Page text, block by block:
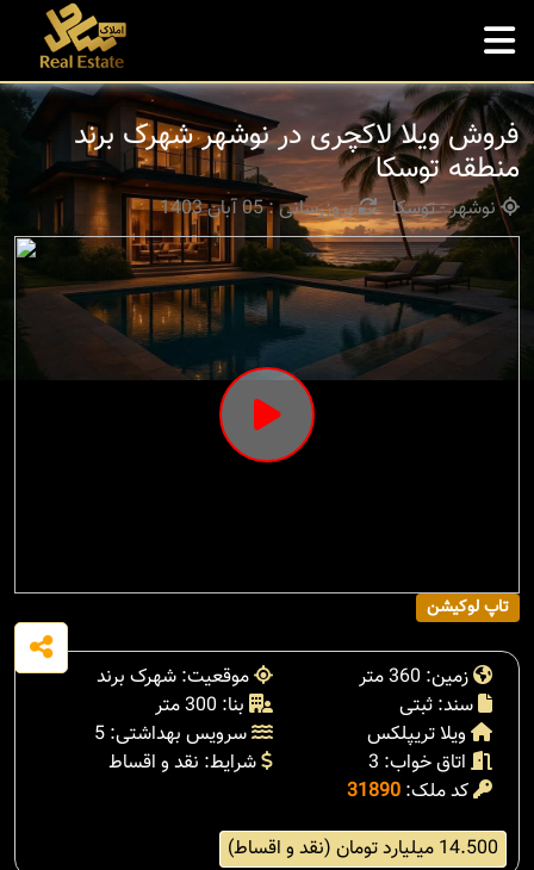
فروش ویلا لاکچری در نوشهر شهرک برند
منطقه توسکا
نوشهر - توسکا بروزرسانی : 05 آبان 1403
تاپ لوکیشن
زمین: 360 متر
موقعیت: شهرک برند
سند: ثبتی
بنا: 300 متر
ویلا تریپلکس
سرویس بهداشتی: 5
اتاق خواب: 3
شرایط: نقد و اقساط
کد ملک: 31890
14.500 میلیارد تومان (نقد و اقساط)